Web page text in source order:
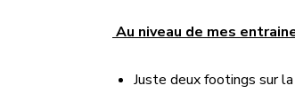
Au niveau de mes
Juste deux footings sur